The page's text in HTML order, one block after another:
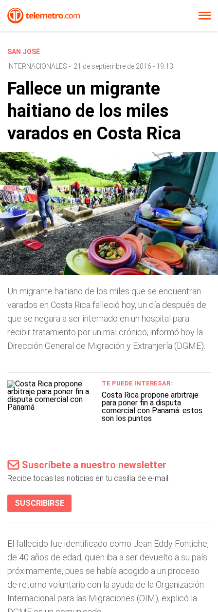
SAN JOSÉ
INTERNACIONALES - 21 de septiembre de 2016 - 19:13
Fallece un migrante
haitiano de los miles
varados en Costa Rica
Un migrante haitiano de los miles que se encuentran
varados en Costa Rica falleció hoy, un día después de
que se negara a ser internado en un hospital para
recibir tratamiento por un mal crónico, informó hoy la
Dirección General de Migración y Extranjería (DGME).
TE PUEDE INTERESAR:
Costa Rica propone arbitraje
para poner fin a disputa
comercial con Panamá: estos
son los puntos
Suscríbete a nuestro newsletter
Recibe todas las noticias en tu casilla de e-mail.
SUSCRIBIRSE
El fallecido fue identificado como Jean Eddy Fontiche,
de 40 años de edad, quien iba a ser devuelto a su país
próximamente, pues se había acogido a un proceso
de retorno voluntario con la ayuda de la Organización
Internacional para las Migraciones (OIM), explicó la